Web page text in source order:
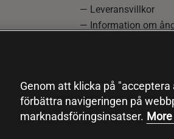
— Leveransvillkor
— Information om
Genom att klicka på
förbättra navigeringen på
marknadsföringsinsatser.